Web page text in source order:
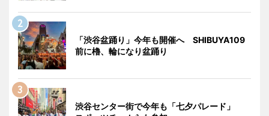
「渋谷盆踊り」今年も開催へ SHIBUYA109
前に櫓、輪になり盆踊り
渋谷センター街で今年も「七夕パレード」